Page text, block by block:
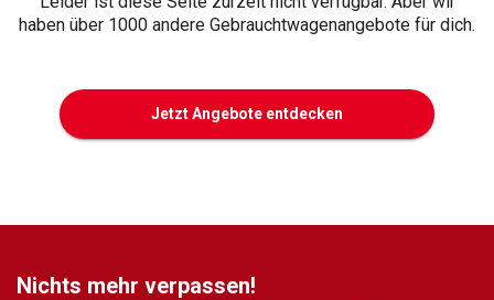
haben über 1000 andere Gebrauchtwagenangebote für dich.
Jetzt Angebote entdecken
Nichts mehr verpassen!